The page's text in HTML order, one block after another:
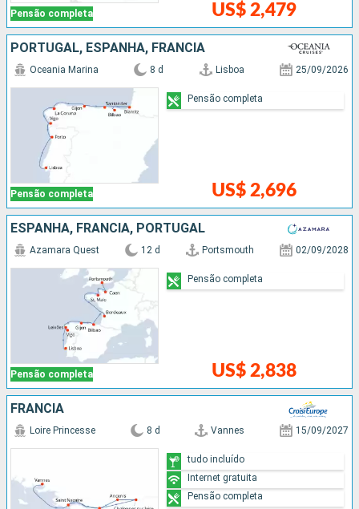
Pensão completa US$ 2,479
PORTUGAL, ESPANHA, FRANCIA
Pensão completa
Oceania Marina 8 d Lisboa 25/09/2026
US$ 2,696
Pensão completa
ESPANHA, FRANCIA, PORTUGAL
Pensão completa
Azamara Quest 12 d Portsmouth 02/09/2028
US$ 2,838
Pensão completa
FRANCIA
Loire Princesse 8 d Vannes 15/09/2027
tudo incluído
Internet gratuita
Pensão completa